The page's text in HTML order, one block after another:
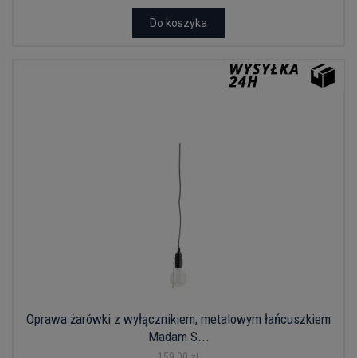
Do koszyka
Oprawa żarówki z wyłącznikiem, metalowym łańcuszkiem
Madam S...